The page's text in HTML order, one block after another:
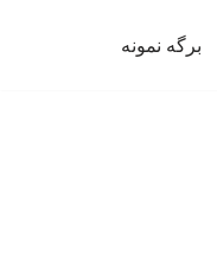
برگه نمونه